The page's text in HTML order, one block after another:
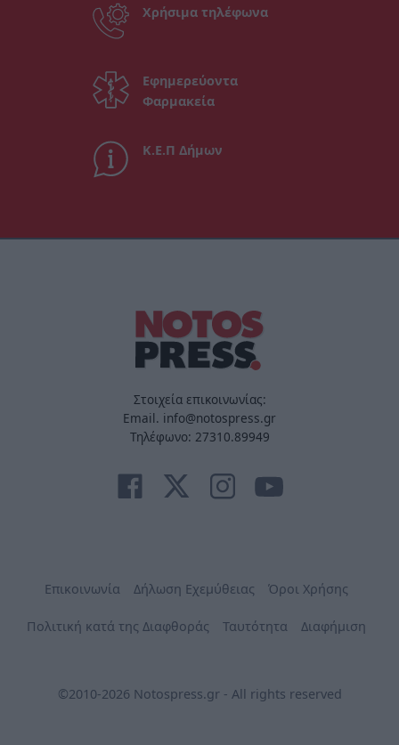
Χρήσιμα τηλέφωνα
Εφημερεύοντα
Φαρμακεία
Κ.Ε.Π Δήμων
Στοιχεία επικοινωνίας:
Email. info@notospress.gr
Τηλέφωνο: 27310.89949
Επικοινωνία Δήλωση Εχεμύθειας Όροι Χρήσης
Πολιτική κατά της Διαφθοράς Ταυτότητα Διαφήμιση
©2010-2026 Notospress.gr - All rights reserved